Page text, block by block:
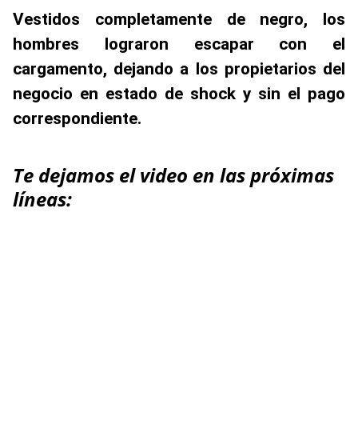
Vestidos completamente de negro, los
hombres lograron escapar con el
cargamento, dejando a los propietarios del
negocio en estado de shock y sin el pago
correspondiente.
Te dejamos el video en las próximas
líneas: